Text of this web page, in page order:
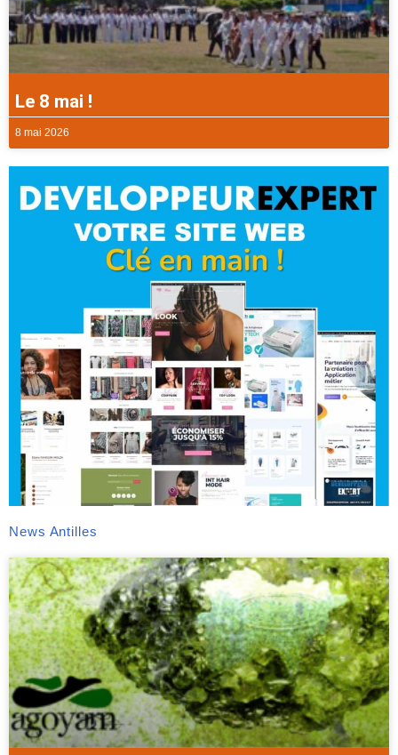
Le 8 mai !
8 mai 2026
News Antilles